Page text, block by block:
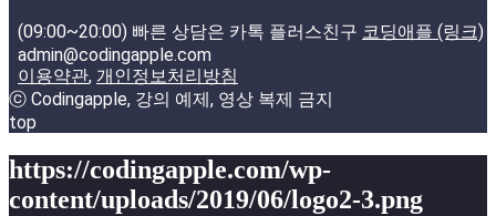
(09:00~20:00) 빠른 상담은 카톡 플러스친구 코딩애플 (링크)
admin@codingapple.com
이용약관, 개인정보처리방침
ⓒ Codingapple, 강의 예제, 영상 복제 금지
top
https://codingapple.com/wp-
content/uploads/2019/06/logo2-3.png